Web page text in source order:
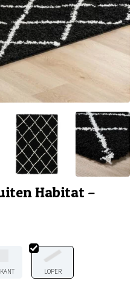
Habitat –
LOPER